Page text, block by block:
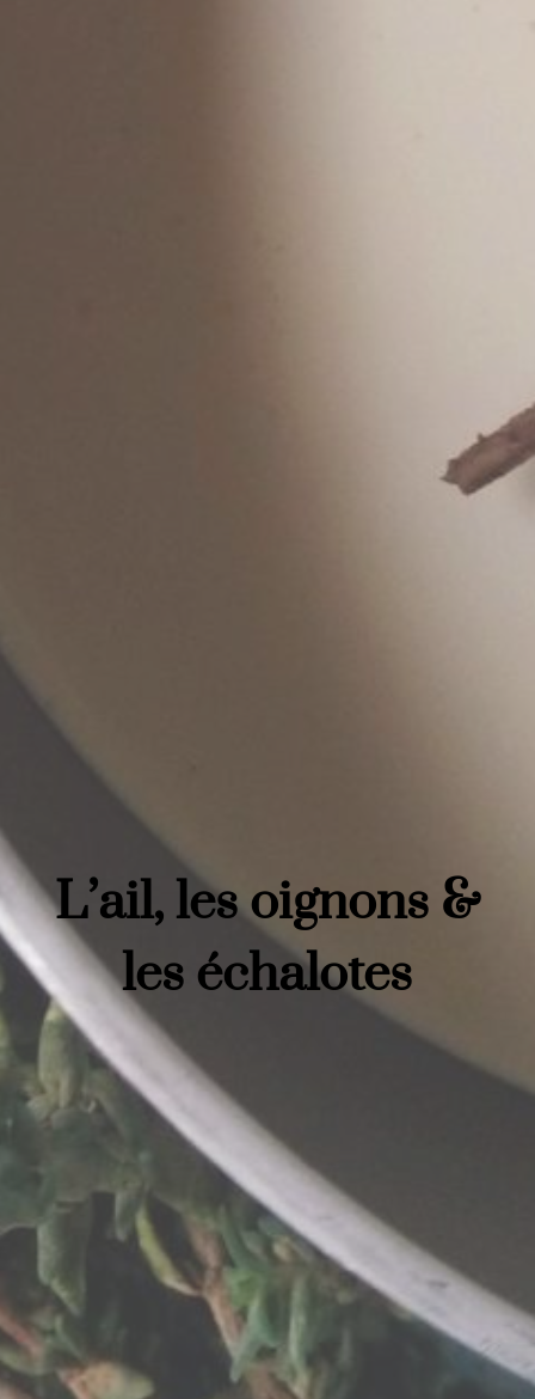
L’ail, les oignons &
les échalotes